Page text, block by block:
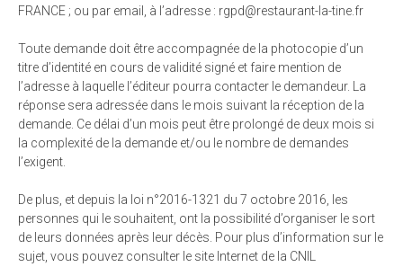
FRANCE ; ou par email, à l’adresse : rf.enit-al-tnaruatser@dpgr
Toute demande doit être accompagnée de la photocopie d’un
titre d’identité en cours de validité signé et faire mention de
l’adresse à laquelle l’éditeur pourra contacter le demandeur. La
réponse sera adressée dans le mois suivant la réception de la
demande. Ce délai d’un mois peut être prolongé de deux mois si
la complexité de la demande et/ou le nombre de demandes
l’exigent.
De plus, et depuis la loi n°2016-1321 du 7 octobre 2016, les
personnes qui le souhaitent, ont la possibilité d’organiser le sort
de leurs données après leur décès. Pour plus d’information sur le
sujet, vous pouvez consulter le site Internet de la CNIL